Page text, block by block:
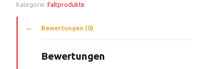
Kategorie: Faltprodukte
Bewertungen (0)
Bewertungen